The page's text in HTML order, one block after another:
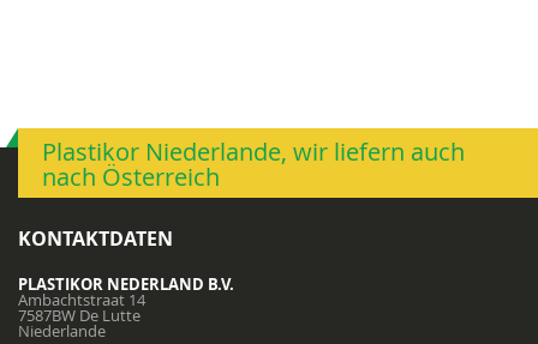
Plastikor Niederlande, wir liefern auch
nach Österreich
KONTAKTDATEN
PLASTIKOR NEDERLAND B.V.
Ambachtstraat 14
7587BW De Lutte
Niederlande